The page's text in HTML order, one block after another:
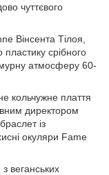
чуттєвого
Вінсента Тілоя,
срібного
атмосферу 60-
кольчужне плаття
директором
із
окуляри Fame
веганських